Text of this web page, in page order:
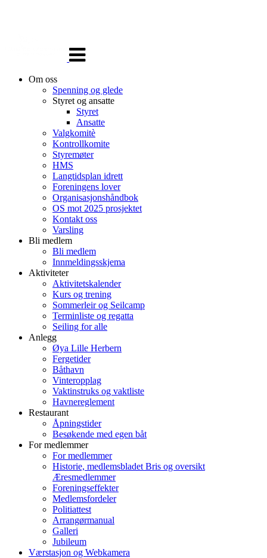
navigasjon
Om oss
Spenning og glede
Styret og ansatte
Styret
Ansatte
Valgkomitè
Kontrollkomite
Styremøter
HMS
Langtidsplan idrett
Foreningens lover
Organisasjonshåndbok
OS mot 2025 prosjektet
Kontakt oss
Varsling
Bli medlem
Bli medlem
Innmeldingsskjema
Aktiviteter
Aktivitetskalender
Kurs og trening
Sommerleir og Seilcamp
Terminliste og regatta
Seiling for alle
Anlegg
Øya Lille Herbern
Fergetider
Båthavn
Vinteropplag
Vaktinstruks og vaktliste
Havnereglement
Restaurant
Åpningstider
Besøkende med egen båt
For medlemmer
For medlemmer
Historie, medlemsbladet Bris og oversikt
Æresmedlemmer
Foreningseffekter
Medlemsfordeler
Politiattest
Arrangørmanual
Galleri
Jubileum
Værstasjon og Webkamera